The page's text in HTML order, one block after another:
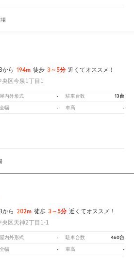
場
から 194m 徒歩 3～5分 近くてオススメ！
区今泉1丁目1
屋内外形式 - 駐車台数 13台
全幅 - 車高 -
から 202m 徒歩 3～5分 近くてオススメ！
区天神2丁目1-1
屋内外形式 - 駐車台数 460台
全幅 - 車高 -